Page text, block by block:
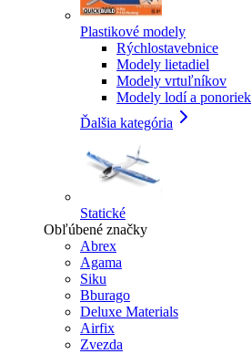
Plastikové modely
Rýchlostavebnice
Modely lietadiel
Modely vrtuľníkov
Modely lodí a ponoriek
Ďalšia kategória
Statické
Obľúbené značky
Abrex
Agama
Siku
Bburago
Deluxe Materials
Airfix
Zvezda